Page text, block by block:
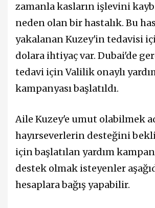
zamanla kasların işlevini
neden olan bir hastalık. Bu
yakalanan Kuzey'in tedavisi
dolara ihtiyaç var. Dubai'de
tedavi için Valilik onaylı
kampanyası başlatıldı.
Aile Kuzey'e umut olabilmek
hayırseverlerin desteğini
için başlatılan yardım
destek olmak isteyenler
hesaplara bağış yapabilir.